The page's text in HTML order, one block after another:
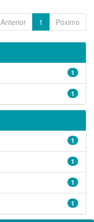
Anterior 1 Póximo
1
1
1
1
1
1